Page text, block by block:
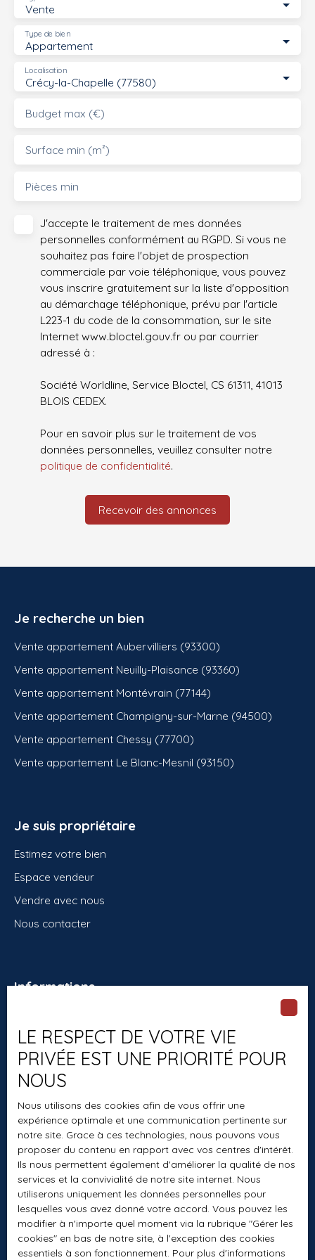
proximité, des écoles et des parcs. Les transports en
permettant de vous déplacer en toute simplicité.
Ne manquez pas cette opportunité unique de vivre dans
un appartement qui allie confort, élégance et praticité.
Contactez-nous dès maintenant pour organiser une
exceptionnel.
Vente
Appartement
Type de bien
Crécy-la-Chapelle (77580)
Localisation
Budget max (€)
Surface min (m²)
Pièces min
J'accepte le traitement de mes données
personnelles conformément au RGPD. Si vous ne
souhaitez pas faire l'objet de prospection
commerciale par voie téléphonique, vous pouvez
vous inscrire gratuitement sur la liste d'opposition
au démarchage téléphonique, prévu par l'article
L223-1 du code de la consommation, sur le site
Internet www.bloctel.gouv.fr ou par courrier
adressé à :
Société Worldline, Service Bloctel, CS 61311, 41013
BLOIS CEDEX.
Pour en savoir plus sur le traitement de vos
données personnelles, veuillez consulter notre
politique de confidentialité.
Recevoir des annonces
Je recherche un bien
Vente appartement Aubervilliers (93300)
Vente appartement Neuilly-Plaisance (93360)
Vente appartement Montévrain (77144)
Vente appartement Champigny-sur-Marne (94500)
Vente appartement Chessy (77700)
Vente appartement Le Blanc-Mesnil (93150)
Je suis propriétaire
Estimez votre bien
Espace vendeur
Vendre avec nous
Nous contacter
Informations
Nos honoraires
Mentions légales
Politique de confidentialité
Plan du site
Gérer les cookies
Propulsé par
+33 1 60 01 70 64
LE RESPECT DE VOTRE VIE
PRIVÉE EST UNE PRIORITÉ POUR
NOUS
Nous utilisons des cookies afin de vous offrir une
expérience optimale et une communication pertinente sur
notre site. Grace à ces technologies, nous pouvons vous
proposer du contenu en rapport avec vos centres d'intérêt.
Ils nous permettent également d'améliorer la qualité de nos
services et la convivialité de notre site internet. Nous
utiliserons uniquement les données personnelles pour
lesquelles vous avez donné votre accord. Vous pouvez les
modifier à n'importe quel moment via la rubrique ″Gérer les
cookies″ en bas de notre site, à l'exception des cookies
essentiels à son fonctionnement. Pour plus d'informations